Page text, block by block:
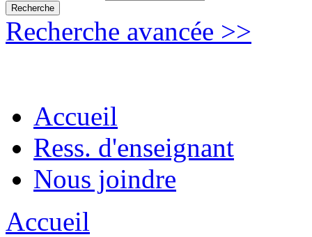
Recherche avancée >>
Accueil
Ress. d'enseignant
Nous joindre
Accueil